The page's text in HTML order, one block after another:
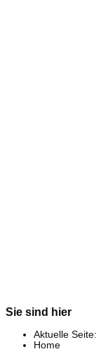
Sie sind hier
Aktuelle Seite:
Home